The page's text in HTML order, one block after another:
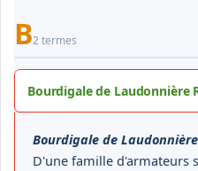
B2 termes
Bourdigale de Laudonnière
Bourdigale de
D'une famille d'armateurs